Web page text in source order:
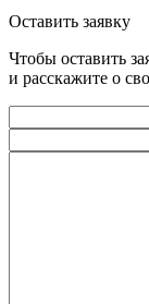
Оставить заявку
Чтобы оставить
и расскажите о